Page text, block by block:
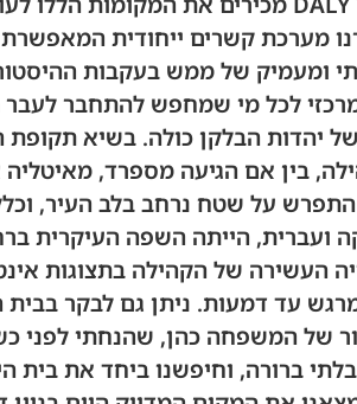
מערכת קשרים ייחודית
ומעמיק של ממש בעקבות
לכל מי שמחפש להתחבר לעבר
כל קהילה, בין אם הגיעה מספרד,
על שטח נרחב בלב העיר,
ועברית, הייתה השפה העיקרית
העשירה של הקהילה בתצוגות
עד דמעות. ניתן גם לבקר בבית
של המשפחה כהן, שהנחתי לפני
ברורה, וחיפשנו ביחד את